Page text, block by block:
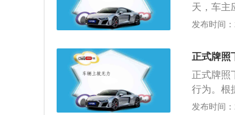
照的车是
性，容易
你必须把
事，交警
身的前面
3、正式
颜色有黄
绿色车牌
天，车主
能再去办
了，必须
以并不
主应在临
下发，继
次；3、
发布时间
正式牌照
正式牌照
行为。根
牌，未放
发布时间